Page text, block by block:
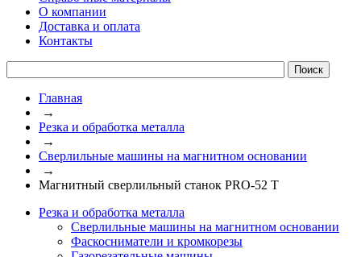
О компании
Доставка и оплата
Контакты
Главная
→
Резка и обработка металла
→
Сверлильные машины на магнитном основании
→
Магнитный сверлильный станок PRO-52 T
Резка и обработка металла
Сверлильные машины на магнитном основании
Фаскосниматели и кромкорезы